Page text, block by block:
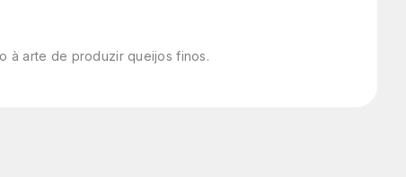
à arte de produzir queijos finos.